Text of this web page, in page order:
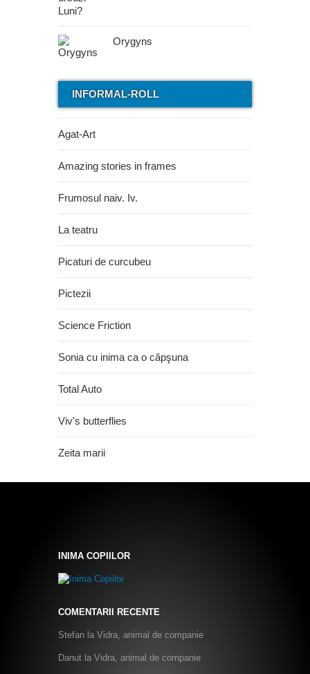
Orygyns
INFORMAL-ROLL
Agat-Art
Amazing stories in frames
Frumosul naiv. Iv.
La teatru
Picaturi de curcubeu
Pictezii
Science Friction
Sonia cu inima ca o căpşuna
Total Auto
Viv's butterflies
Zeita marii
INIMA COPIILOR
COMENTARII RECENTE
Stefan la Vidra, animal de companie
Danut la Vidra, animal de companie